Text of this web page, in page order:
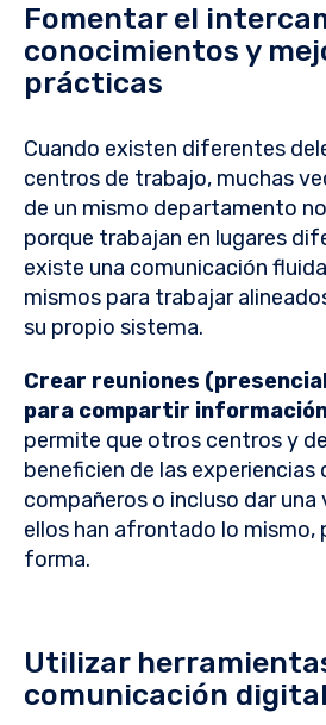
Fomentar el
conocimientos y
prácticas
Cuando existen diferentes
centros de trabajo, muchas
de un mismo departamento
porque trabajan en lugares
existe una comunicación
mismos para trabajar
su propio sistema.
Crear reuniones
para compartir
permite que otros centros y
beneficien de las experiencias
compañeros o incluso dar
ellos han afrontado lo mismo,
forma.
Utilizar
comunicación